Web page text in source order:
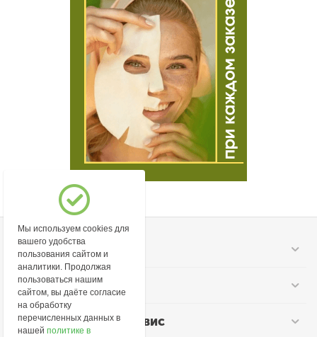
Моя учетная запись
Информация
Покупательский сервис
Мы используем cookies для
вашего удобства
пользования сайтом и
аналитики. Продолжая
пользоваться нашим
сайтом, вы даёте согласие
на обработку
перечисленных данных в
нашейполитике в